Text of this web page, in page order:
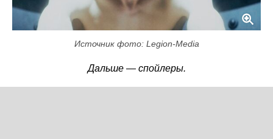
Источник фото: Legion-Media
Дальше — спойлеры.